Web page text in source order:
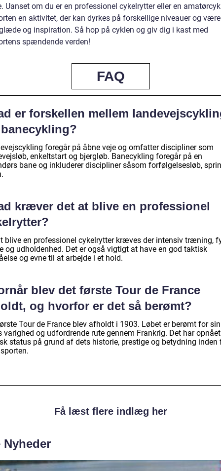
Uanset om du er en professionel cykelrytter eller en
en aktivitet, der kan dyrkes på forskellige niveauer og
og inspiration. Så hop på cyklen og giv dig i kast med
spændende verden!
FAQ
er forskellen mellem
foregår på åbne veje og omfatter discipliner som
enkeltstart og bjergløb. Banecykling foregår på en
bane og inkluderer discipliner såsom forfølgelsesløb,
kræver det at blive en professionel
blive en professionel cykelrytter kræves der intensiv træning,
og udholdenhed. Det er også vigtigt at have en god taktisk
og evne til at arbejde i et hold.
blev det første Tour de France
og hvorfor er det så berømt?
Tour de France blev afholdt i 1903. Løbet er berømt for
varighed og udfordrende rute gennem Frankrig. Det har opnået
status på grund af dets historie, prestige og betydning inden
Få læst flere indlæg her
Nyheder